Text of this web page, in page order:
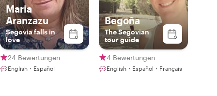
Maria
Aranzazu
Segovia falls in
love
24 Bewertungen
English・Español
Begoña
The Segovian
tour guide
4 Bewertungen
English・Español・Français